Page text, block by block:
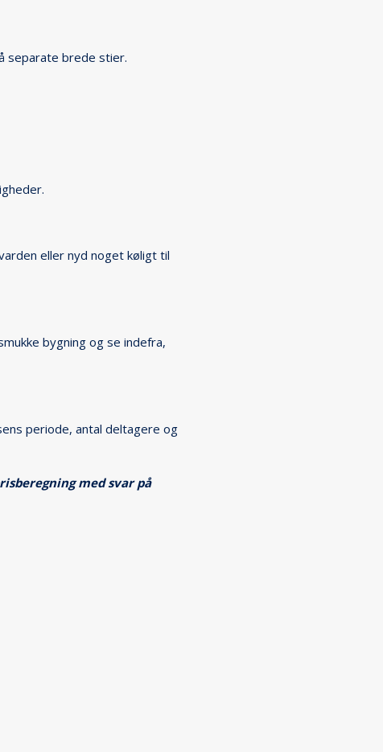
separate brede stier.
eller nyd noget køligt til
bygning og se indefra,
periode, antal deltagere og
med svar på